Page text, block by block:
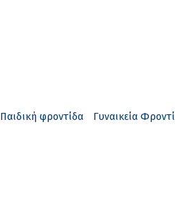
Παιδική φροντίδα Γυναικεία